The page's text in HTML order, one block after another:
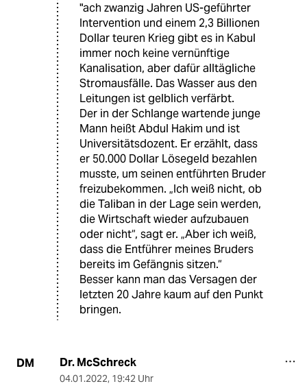
"ach zwanzig Jahren US-geführter
Intervention und einem 2,3 Billionen
Dollar teuren Krieg gibt es in Kabul
immer noch keine vernünftige
Kanalisation, aber dafür alltägliche
Stromausfälle. Das Wasser aus den
Leitungen ist gelblich verfärbt.
Der in der Schlange wartende junge
Mann heißt Abdul Hakim und ist
Universitätsdozent. Er erzählt, dass
er 50.000 Dollar Lösegeld bezahlen
musste, um seinen entführten Bruder
freizubekommen. „Ich weiß nicht, ob
die Taliban in der Lage sein werden,
die Wirtschaft wieder aufzubauen
oder nicht“, sagt er. „Aber ich weiß,
dass die Entführer meines Bruders
bereits im Gefängnis sitzen.“
Besser kann man das Versagen der
letzten 20 Jahre kaum auf den Punkt
bringen.
DM Dr. McSchreck
04.01.2022, 19:42 Uhr